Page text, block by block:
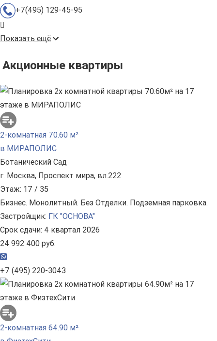
+7(495) 129-45-95
Показать ещё
Акционные квартиры
2-комнатная 70.60 м²
в МИРАПОЛИС
Ботанический Сад
г. Москва, Проспект мира, вл.222
Этаж: 17 / 35
Бизнес. Монолитный. Без Отделки. Подземная парковка.
Застройщик: ГК "ОСНОВА"
Срок сдачи: 4 квартал 2026
24 992 400 руб.
+7 (495) 220-3043
2-комнатная 64.90 м²